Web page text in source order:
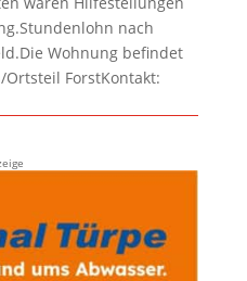
nach
Wohnung befindet
ForstKontakt: